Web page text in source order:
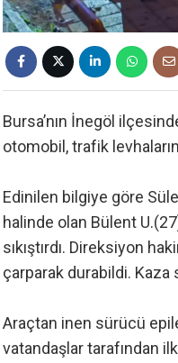
Bursa’nın İnegöl
otomobil, trafik
Edinilen bilgiye göre
halinde olan Bülent
sıkıştırdı. Direksiyon
çarparak durabildi.
Araçtan inen sürücü
vatandaşlar tarafından